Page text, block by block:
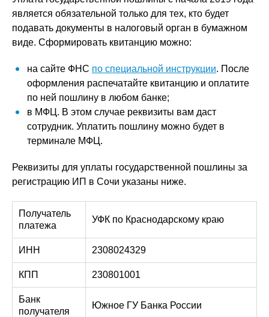
является обязательной только для тех, кто будет
подавать документы в налоговый орган в бумажном
виде. Сформировать квитанцию можно:
на сайте ФНС по специальной инструкции. После
оформления распечатайте квитанцию и оплатите
по ней пошлину в любом банке;
в МФЦ. В этом случае реквизиты вам даст
сотрудник. Уплатить пошлину можно будет в
терминале МФЦ.
Реквизиты для уплаты государственной пошлины за
регистрацию ИП в Сочи указаны ниже.
Получатель
платежа
УФК по Краснодарскому краю
ИНН 2308024329
КПП 230801001
Банк
получателя
Южное ГУ Банка России